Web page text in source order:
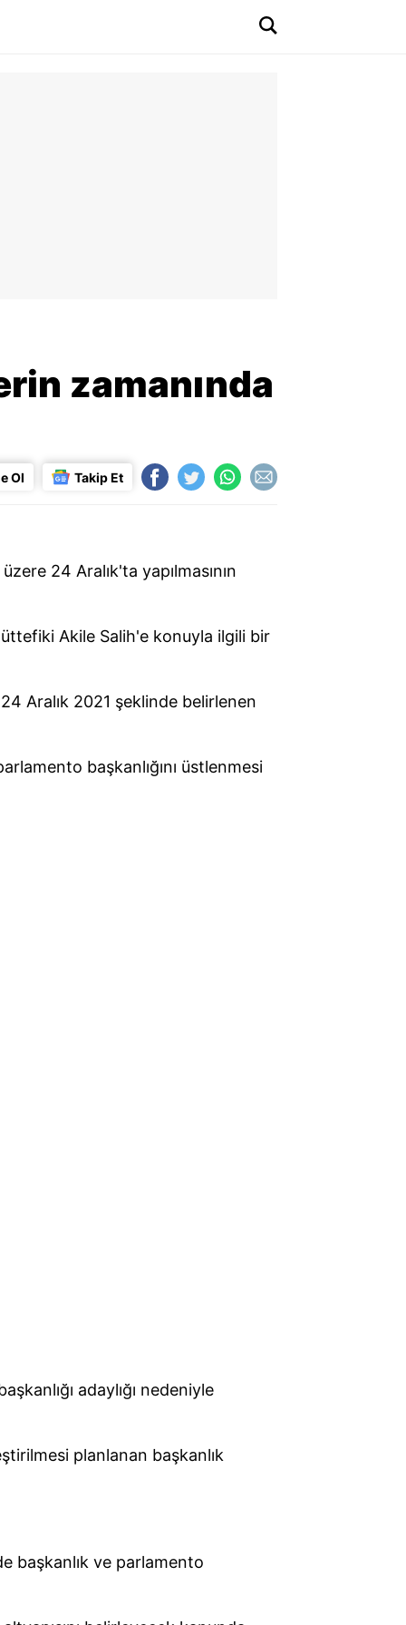
zamanında
Ol Takip Et
24 Aralık'ta yapılmasının
Akile Salih'e konuyla ilgili bir
Aralık 2021 şeklinde belirlenen
başkanlığını üstlenmesi
adaylığı nedeniyle
planlanan başkanlık
başkanlık ve parlamento